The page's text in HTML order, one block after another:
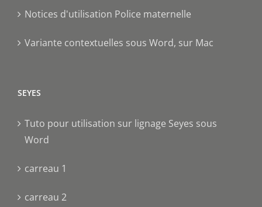
Notices d'utilisation Police maternelle
Variante contextuelles sous Word, sur Mac
SEYES
Tuto pour utilisation sur lignage Seyes sous
Word
carreau 1
carreau 2